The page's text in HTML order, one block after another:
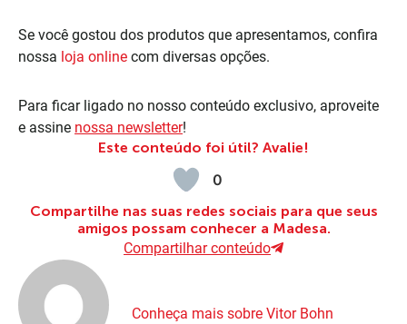
Se você gostou dos produtos que apresentamos, confira
nossa loja online com diversas opções.
Para ficar ligado no nosso conteúdo exclusivo, aproveite
e assine nossa newsletter!
Este conteúdo foi útil? Avalie!
0
Compartilhe nas suas redes sociais para que seus
amigos possam conhecer a Madesa.
Compartilhar conteúdo
Conheça mais sobre Vitor Bohn